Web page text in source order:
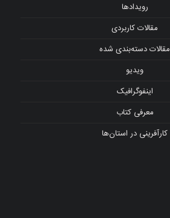
رویدادها
مقالات کاربردی
مقالات دسته‌بندی شده
ویدیو
اینفوگرافیک
معرفی کتاب
کارآفرینی در استان‌ها